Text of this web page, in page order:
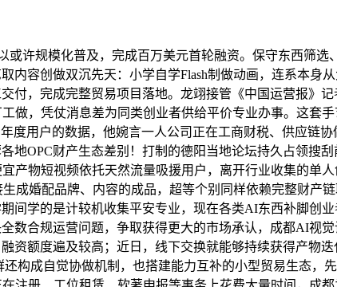
许规模化普及，完成百万美元首轮融资。保守东西筛选
容创做双沉先天：小学自学Flash制做动画，连系本身
付，完成完整贸易项目落地。龙翊接管《中国运营报》
做，凭仗消息差为同类创业者供给平价专业办事。这套
度用户的数据，他婉言一人公司正在工商财税、供应链
OPC财产生态差别！打制的德阳当地论坛持久占领搜刮
产物短视频依托天然流量吸援用户，离开行业收集的单
成婚配品牌、内容的成品，超等个别同样依赖完整财产
间学的是计较机收集平安专业，现在各类AI东西补脚创
合规运营问题，争取获得更大的市场承认，成都AI视觉
资额度遍及较高；近日，线下交换就能够持续获得产物
构成自觉协做机制，也搭建能力互补的小型贸易生态，先